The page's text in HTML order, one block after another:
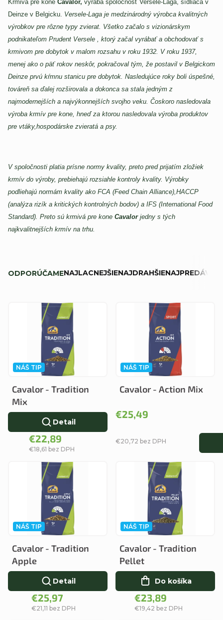
Krmivá pre kone Cavalor, vyrába spoločnosť Versele-Laga, sídliaca v
Deinze v Belgicku. Versele-Laga je medzinárodný výrobca kvalitných
výrobkov pre rôzne typy zvierat. Všetko začalo s vizionárskym
podnikateľom Prudent Versele , ktorý začal vyrábať a obchodovať s
krmivom pre dobytok v malom rozsahu v roku 1932. V roku 1937,
menej ako o päť rokov neskôr, pokračoval tým, že postavil v Belgickom
Deinze prvú kŕmnu stanicu pre dobytok. Nasledujúce roky boli úspešné,
továreň sa ďalej rozširovala a dokonca sa stala jedným z
najmodernejších a najvýkonnejších svojho veku. Čoskoro nasledovala
výroba krmív pre kone, hneď za ktorou nasledovala výroba produktov
pre vtáky,hospodárske zvieratá a psy.
V spoločnosti platia prísne normy kvality, preto pred prijatím zložiek
krmív do výroby, prebiehajú rozsiahle kontroly kvality. Výrobky
podliehajú normám kvality ako FCA (Feed Chain Alliance),HACCP
(analýza rizík a kritických kontrolných bodov) a IFS (International Food
Standard). Preto sú krmivá pre kone Cavalor jedny s tých
najkvalitnejších krmív na trhu.
a
e
p
v
ODPORÚČAMENAJLACNEJŠIENAJDRAHŠIE
p
r
o
o
NÁŠ TIP
Cavalor - Tradition
Mix
€18,61 bez DPH
€22,89
Detail
NÁŠ TIP
Cavalor - Action Mix
€20,72 bez DPH
€25,49
NÁŠ TIP
Cavalor - Tradition
Apple
€21,11 bez DPH
€25,97
Detail
NÁŠ TIP
Cavalor - Tradition
Pellet
€19,42 bez DPH
€23,89
Do košíka